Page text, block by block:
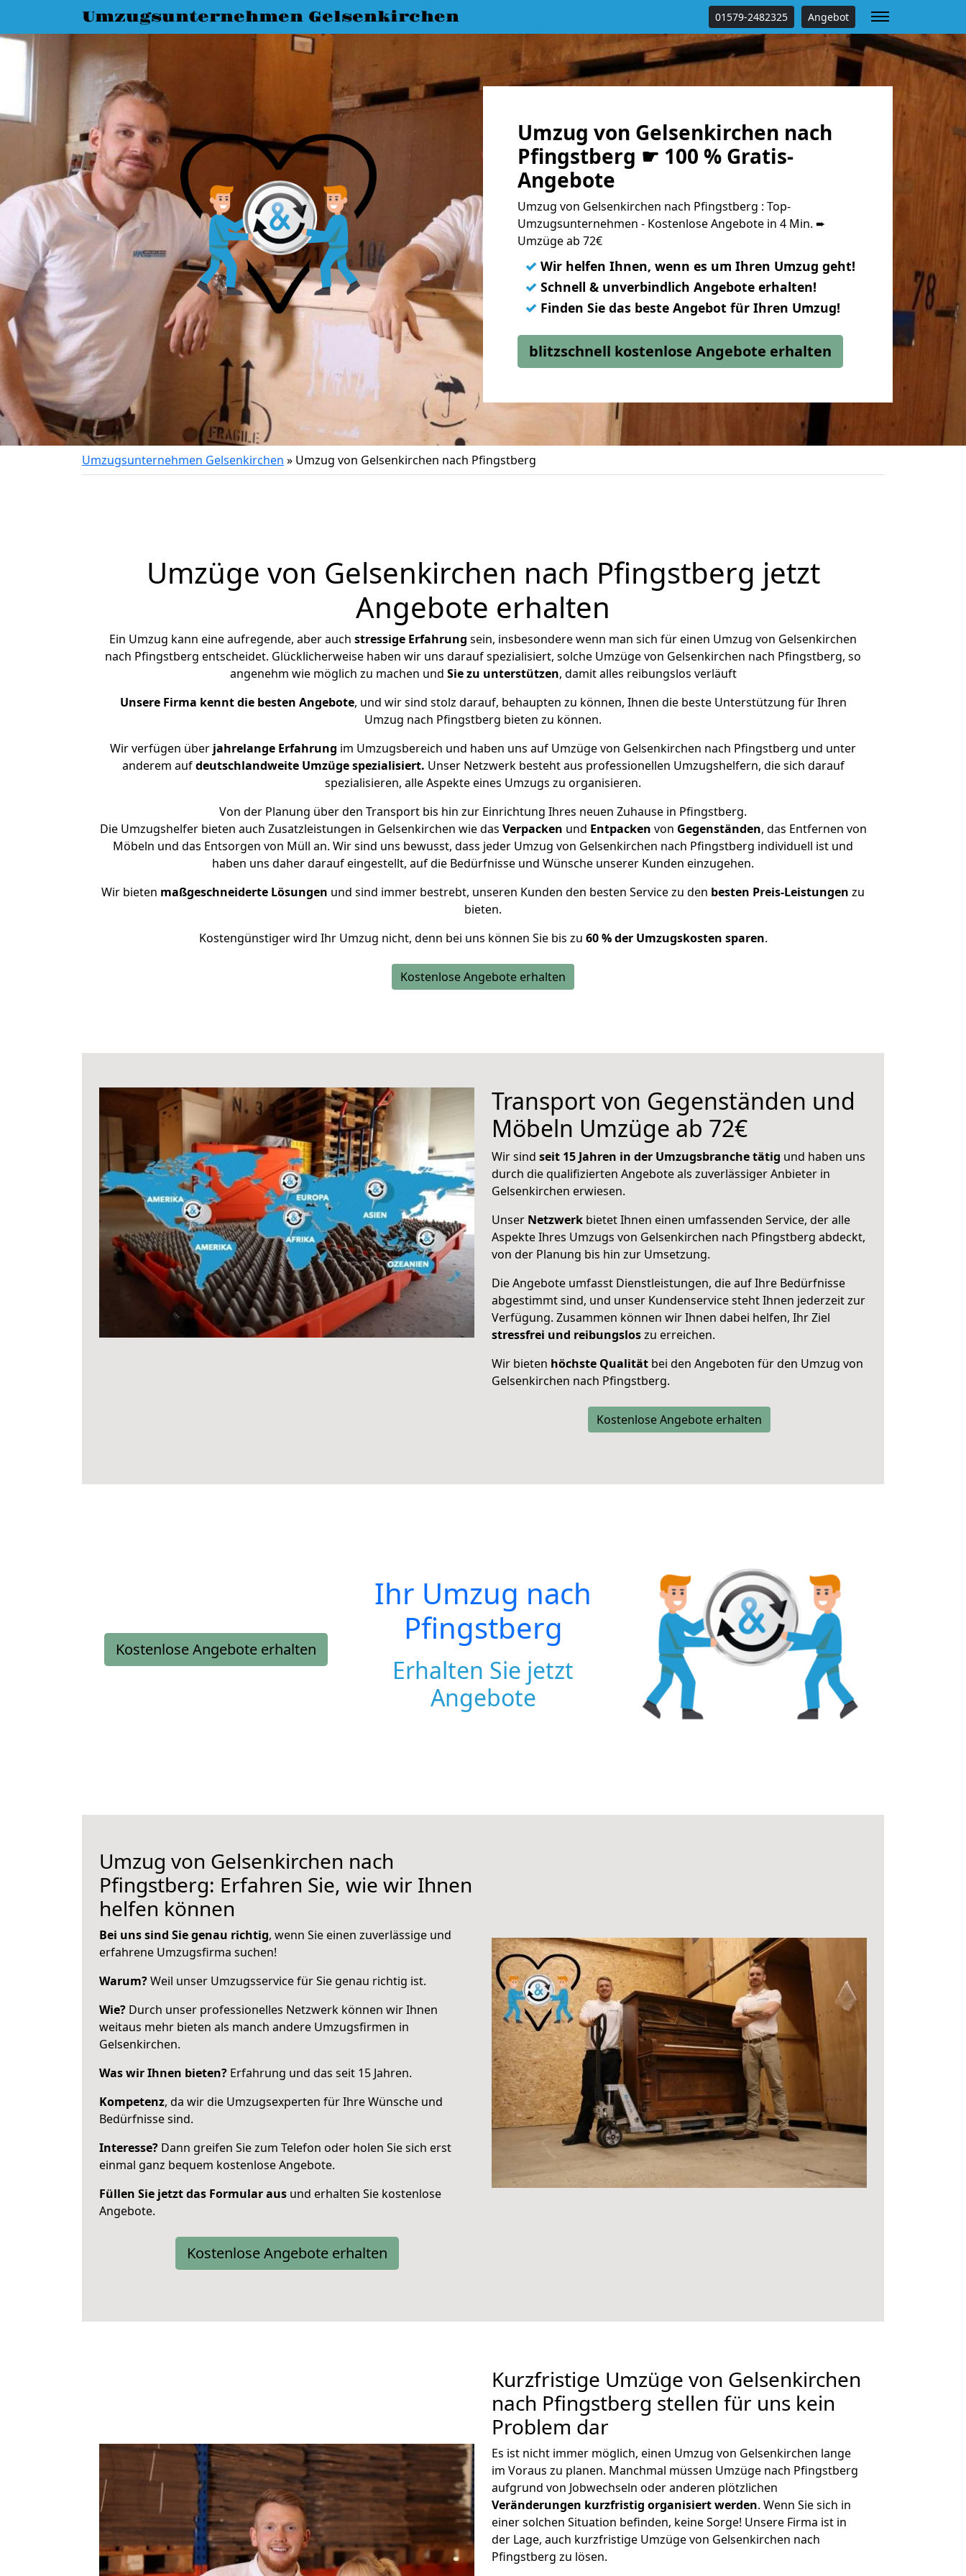
Umzugsunternehmen Gelsenkirchen 01579-2482325 Angebot
Umzug von Gelsenkirchen nach
Pfingstberg ☛ 100 % Gratis-
Angebote
Umzug von Gelsenkirchen nach Pfingstberg : Top-
Umzugsunternehmen - Kostenlose Angebote in 4 Min. ➨
Umzüge ab 72€
✓ Wir helfen Ihnen, wenn es um Ihren Umzug geht!
✓ Schnell & unverbindlich Angebote erhalten!
✓ Finden Sie das beste Angebot für Ihren Umzug!
blitzschnell kostenlose Angebote erhalten
Umzugsunternehmen Gelsenkirchen » Umzug von Gelsenkirchen nach Pfingstberg
Umzüge von Gelsenkirchen nach Pfingstberg jetzt
Angebote erhalten
Ein Umzug kann eine aufregende, aber auch stressige Erfahrung sein, insbesondere wenn man sich für einen Umzug von Gelsenkirchen
nach Pfingstberg entscheidet. Glücklicherweise haben wir uns darauf spezialisiert, solche Umzüge von Gelsenkirchen nach Pfingstberg, so
angenehm wie möglich zu machen und Sie zu unterstützen, damit alles reibungslos verläuft
Unsere Firma kennt die besten Angebote, und wir sind stolz darauf, behaupten zu können, Ihnen die beste Unterstützung für Ihren
Umzug nach Pfingstberg bieten zu können.
Wir verfügen über jahrelange Erfahrung im Umzugsbereich und haben uns auf Umzüge von Gelsenkirchen nach Pfingstberg und unter
anderem aufdeutschlandweite Umzüge spezialisiert. Unser Netzwerk besteht aus professionellen Umzugshelfern, die sich darauf
spezialisieren, alle Aspekte eines Umzugs zu organisieren.
Von der Planung über den Transport bis hin zur Einrichtung Ihres neuen Zuhause in Pfingstberg.
Die Umzugshelfer bieten auch Zusatzleistungen in Gelsenkirchen wie das Verpacken und Entpacken von Gegenständen, das Entfernen von
Möbeln und das Entsorgen von Müll an. Wir sind uns bewusst, dass jeder Umzug von Gelsenkirchen nach Pfingstberg individuell ist und
haben uns daher darauf eingestellt, auf die Bedürfnisse und Wünsche unserer Kunden einzugehen.
Wir bieten maßgeschneiderte Lösungen und sind immer bestrebt, unseren Kunden den besten Service zu den besten Preis-Leistungen zu
bieten.
Kostengünstiger wird Ihr Umzug nicht, denn bei uns können Sie bis zu 60 % der Umzugskosten sparen.
Kostenlose Angebote erhalten
Transport von Gegenständen und
Möbeln Umzüge ab 72€
Wir sind seit 15 Jahren in der Umzugsbranche tätig und haben uns
durch die qualifizierten Angebote als zuverlässiger Anbieter in
Gelsenkirchen erwiesen.
Unser Netzwerk bietet Ihnen einen umfassenden Service, der alle
Aspekte Ihres Umzugs von Gelsenkirchen nach Pfingstberg abdeckt,
von der Planung bis hin zur Umsetzung.
Die Angebote umfasst Dienstleistungen, die auf Ihre Bedürfnisse
abgestimmt sind, und unser Kundenservice steht Ihnen jederzeit zur
Verfügung. Zusammen können wir Ihnen dabei helfen, Ihr Ziel
stressfrei und reibungsloszu erreichen.
Wir bieten höchste Qualität bei den Angeboten für den Umzug von
Gelsenkirchen nach Pfingstberg.
Kostenlose Angebote erhalten
Kostenlose Angebote erhalten
Ihr Umzug nach
Pfingstberg
Erhalten Sie jetzt
Angebote
Umzug von Gelsenkirchen nach
Pfingstberg: Erfahren Sie, wie wir Ihnen
helfen können
Bei uns sind Sie genau richtig, wenn Sie einen zuverlässige und
erfahrene Umzugsfirma suchen!
Warum?Weil unser Umzugsservice für Sie genau richtig ist.
Wie? Durch unser professionelles Netzwerk können wir Ihnen
weitaus mehr bieten als manch andere Umzugsfirmen in
Gelsenkirchen.
Was wir Ihnen bieten? Erfahrung und das seit 15 Jahren.
Kompetenz, da wir die Umzugsexperten für Ihre Wünsche und
Bedürfnisse sind.
Interesse? Dann greifen Sie zum Telefon oder holen Sie sich erst
einmal ganz bequem kostenlose Angebote.
Füllen Sie jetzt das Formular aus und erhalten Sie kostenlose
Angebote.
Kostenlose Angebote erhalten
Kurzfristige Umzüge von Gelsenkirchen
nach Pfingstberg stellen für uns kein
Problem dar
Es ist nicht immer möglich, einen Umzug von Gelsenkirchen lange
im Voraus zu planen. Manchmal müssen Umzüge nach Pfingstberg
aufgrund von Jobwechseln oder anderen plötzlichen
Veränderungen kurzfristig organisiert werden. Wenn Sie sich in
einer solchen Situation befinden, keine Sorge! Unsere Firma ist in
der Lage, auch kurzfristige Umzüge von Gelsenkirchen nach
Pfingstberg zu lösen.